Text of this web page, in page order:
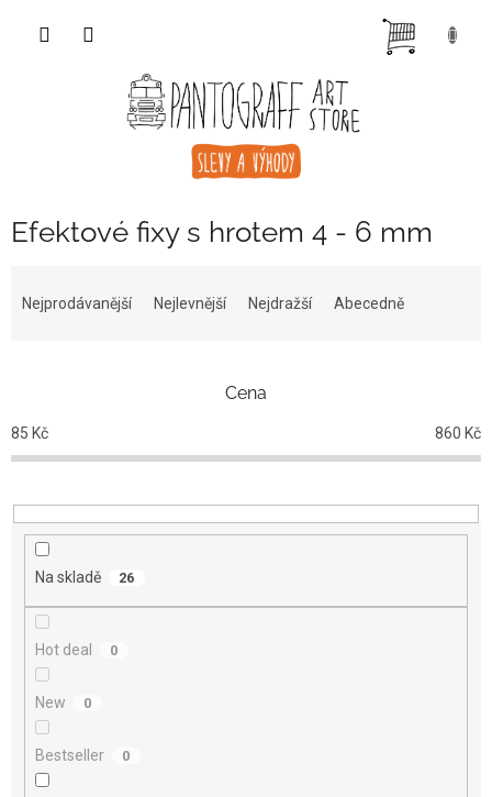
Efektové fixy s hrotem 4 - 6 mm
p
r
o
u
Nejprodávanější Nejlevnější Nejdražší Abecedně
Cena
85 Kč 860 Kč
Na skladě 26
Hot deal 0
New 0
Bestseller 0